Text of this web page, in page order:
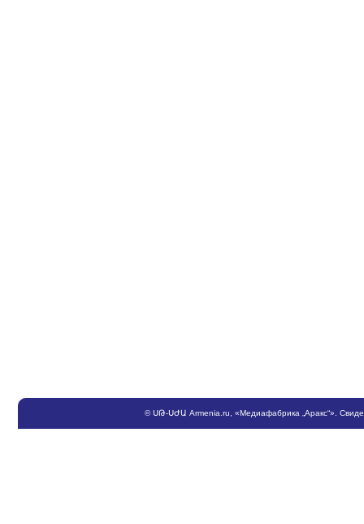
©ՍԹ-ՍԺԱ Armenia.ru , «Медиафабрика „Аракс“».